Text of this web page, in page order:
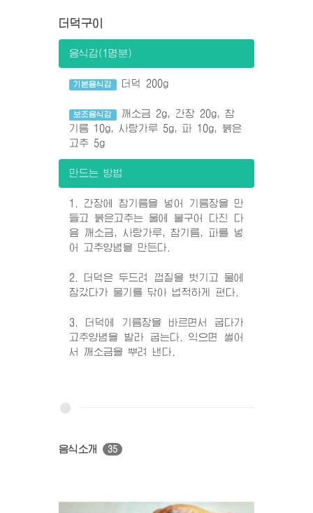
더덕구이
음식감(1명분)
기본음식감 더덕 200g
보조음식감
깨소금 2g, 간장 20g, 참
기름 10g, 사탕가루 5g, 파 10g, 붉은
고추 5g
만드는 방법
1. 간장에 참기름을 넣어 기름장을 만
들고 붉은고추는 물에 불구어 다진 다
음 깨소금, 사탕가루, 참기름, 파를 넣
어 고추양념을 만든다.
2. 더덕은 두드려 껍질을 벗기고 물에
잠갔다가 물기를 닦아 넙적하게 편다.
3. 더덕에 기름장을 바르면서 굽다가
고추양념을 발라 굽는다. 익으면 썰어
서 깨소금을 뿌려 낸다.
음식소개 35